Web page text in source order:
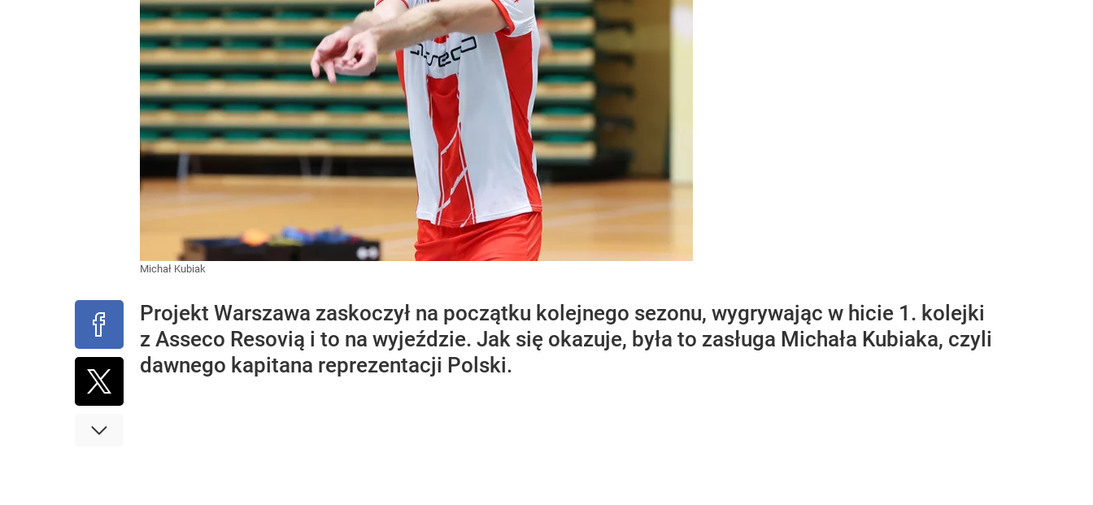
Michał Kubiak
Projekt Warszawa zaskoczył na początku kolejnego sezonu, wygrywając w hicie 1. kolejki
z Asseco Resovią i to na wyjeździe. Jak się okazuje, była to zasługa Michała Kubiaka, czyli
dawnego kapitana reprezentacji Polski.